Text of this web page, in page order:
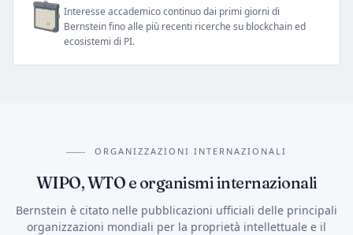
Interesse accademico continuo dai primi giorni di
Bernstein fino alle più recenti ricerche su blockchain ed
ecosistemi di PI.
ORGANIZZAZIONI INTERNAZIONALI
WIPO, WTO e organismi internazionali
Bernstein è citato nelle pubblicazioni ufficiali delle principali
organizzazioni mondiali per la proprietà intellettuale e il